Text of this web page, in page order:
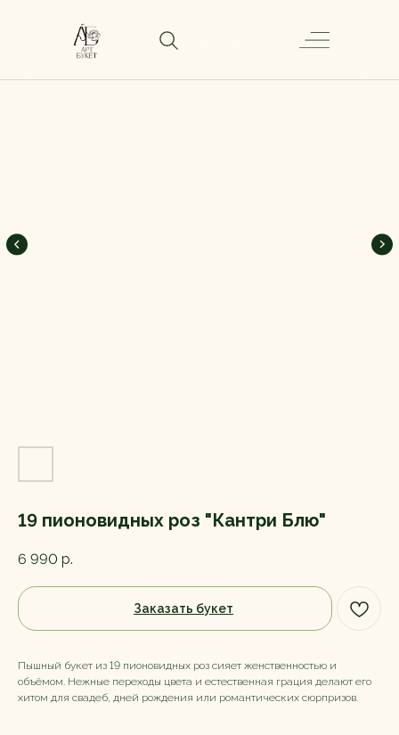
19 пионовидных роз "Кантри Блю"
6 990 р.
Заказать букет
Пышный букет из 19 пионовидных роз сияет женственностью и
объёмом. Нежные переходы цвета и естественная грация делают его
хитом для свадеб, дней рождения или романтических сюрпризов.